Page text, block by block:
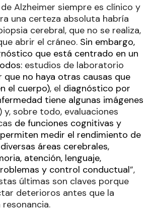
Alzheimer siempre es clínico y
una certeza absoluta habría
cerebral, que no se realiza,
abrir el cráneo. Sin embargo,
que está centrado en un
estudios de laboratorio
no haya otras causas que
el cuerpo), el diagnóstico por
tiene algunas imágenes
y, sobre todo, evaluaciones
de funciones cognitivas y
medir el rendimiento de
áreas cerebrales,
atención, lenguaje,
y control conductual”,
últimas son claves porque
deterioros antes que la